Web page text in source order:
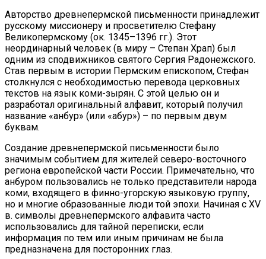
Авторство древнепермской письменности принадлежит
русскому миссионеру и просветителю Стефану
Великопермскому (ок. 1345–1396 гг.). Этот
неординарный человек (в миру – Степан Храп) был
одним из сподвижников святого Сергия Радонежского.
Став первым в истории Пермским епископом, Стефан
столкнулся с необходимостью перевода церковных
текстов на язык коми-зырян. С этой целью он и
разработал оригинальный алфавит, который получил
название «анбур» (или «абур») – по первым двум
буквам.
Создание древнепермской письменности было
значимым событием для жителей северо-восточного
региона европейской части России. Примечательно, что
анбуром пользовались не только представители народа
коми, входящего в финно-угорскую языковую группу,
но и многие образованные люди той эпохи. Начиная с XV
в. символы древнепермского алфавита часто
использовались для тайной переписки, если
информация по тем или иным причинам не была
предназначена для посторонних глаз.